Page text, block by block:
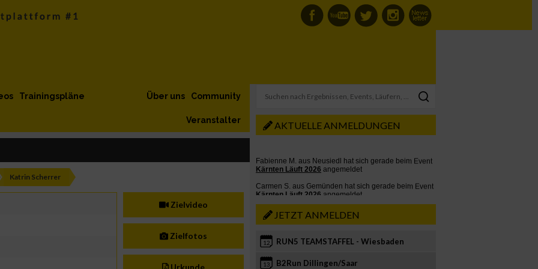
Trainingspläne Community
Über uns
Veranstalter
Katrin Scherrer
Zielvideo
Zielfotos
Urkunde
AKTUELLE ANMELDUNGEN
JETZT ANMELDEN
12 RUN5 TEAMSTAFFEL - Wiesbaden
13 B2Run Dillingen/Saar